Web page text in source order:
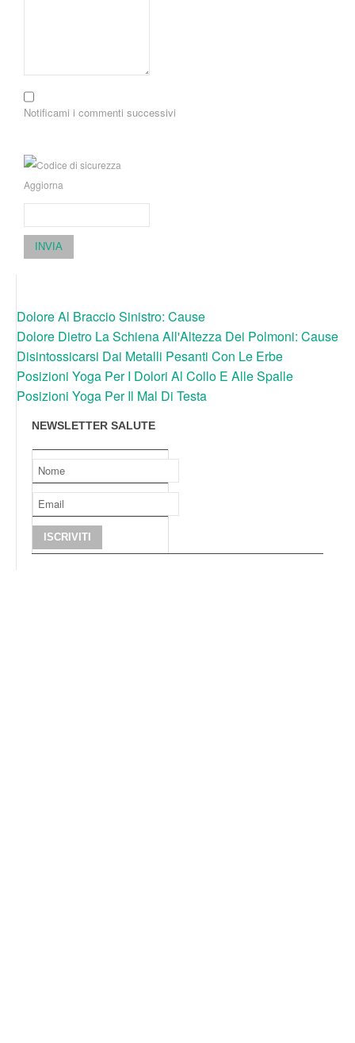
Notificami i commenti successivi
Aggiorna
INVIA
Dolore Al Braccio Sinistro: Cause
Dolore Dietro La Schiena All'Altezza Dei Polmoni: Cause
Disintossicarsi Dai Metalli Pesanti Con Le Erbe
Posizioni Yoga Per I Dolori Al Collo E Alle Spalle
Posizioni Yoga Per Il Mal Di Testa
NEWSLETTER SALUTE